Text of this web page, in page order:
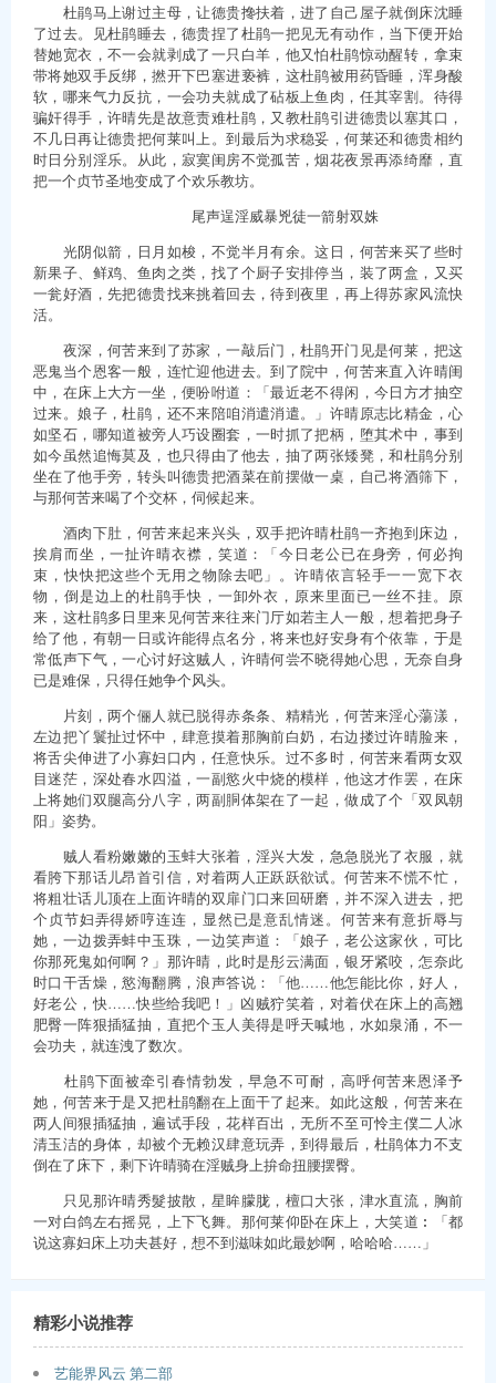
杜鹃马上谢过主母，让德贵搀扶着，进了自己屋子就倒床沈睡
了过去。见杜鹃睡去，德贵捏了杜鹃一把见无有动作，当下便开始
替她宽衣，不一会就剥成了一只白羊，他又怕杜鹃惊动醒转，拿束
带将她双手反绑，撚开下巴塞进亵裤，这杜鹃被用药昏睡，浑身酸
软，哪来气力反抗，一会功夫就成了砧板上鱼肉，任其宰割。待得
骗奸得手，许晴先是故意责难杜鹃，又教杜鹃引进德贵以塞其口，
不几日再让德贵把何莱叫上。到最后为求稳妥，何莱还和德贵相约
时日分别淫乐。从此，寂寞闺房不觉孤苦，烟花夜景再添绮靡，直
把一个贞节圣地变成了个欢乐教坊。
尾声逞淫威暴兇徒一箭射双姝
光阴似箭，日月如梭，不觉半月有余。这日，何苦来买了些时
新果子、鲜鸡、鱼肉之类，找了个厨子安排停当，装了两盒，又买
一瓮好酒，先把德贵找来挑着回去，待到夜里，再上得苏家风流快
活。
夜深，何苦来到了苏家，一敲后门，杜鹃开门见是何莱，把这
恶鬼当个恩客一般，连忙迎他进去。到了院中，何苦来直入许晴闺
中，在床上大方一坐，便吩咐道：「最近老不得闲，今日方才抽空
过来。娘子，杜鹃，还不来陪咱消遣消遣。」许晴原志比精金，心
如坚石，哪知道被旁人巧设圈套，一时抓了把柄，堕其术中，事到
如今虽然追悔莫及，也只得由了他去，抽了两张矮凳，和杜鹃分别
坐在了他手旁，转头叫德贵把酒菜在前摆做一桌，自己将酒筛下，
与那何苦来喝了个交杯，伺候起来。
酒肉下肚，何苦来起来兴头，双手把许晴杜鹃一齐抱到床边，
挨肩而坐，一扯许晴衣襟，笑道：「今日老公已在身旁，何必拘
束，快快把这些个无用之物除去吧」。许晴依言轻手一一宽下衣
物，倒是边上的杜鹃手快，一卸外衣，原来里面已一丝不挂。原
来，这杜鹃多日里来见何苦来往来门厅如若主人一般，想着把身子
给了他，有朝一日或许能得点名分，将来也好安身有个依靠，于是
常低声下气，一心讨好这贼人，许晴何尝不晓得她心思，无奈自身
已是难保，只得任她争个风头。
片刻，两个俪人就已脱得赤条条、精精光，何苦来淫心蕩漾，
左边把丫鬟扯过怀中，肆意摸着那胸前白奶，右边搂过许晴脸来，
将舌尖伸进了小寡妇口内，任意快乐。过不多时，何苦来看两女双
目迷茫，深处春水四溢，一副慾火中烧的模样，他这才作罢，在床
上将她们双腿高分八字，两副胴体架在了一起，做成了个「双凤朝
阳」姿势。
贼人看粉嫩嫩的玉蚌大张着，淫兴大发，急急脱光了衣服，就
看胯下那话儿昂首引信，对着两人正跃跃欲试。何苦来不慌不忙，
将粗壮话儿顶在上面许晴的双扉门口来回研磨，并不深入进去，把
个贞节妇弄得娇哼连连，显然已是意乱情迷。何苦来有意折辱与
她，一边拨弄蚌中玉珠，一边笑声道：「娘子，老公这家伙，可比
你那死鬼如何啊？」那许晴，此时是彤云满面，银牙紧咬，怎奈此
时口干舌燥，慾海翻腾，浪声答说：「他……他怎能比你，好人，
好老公，快……快些给我吧！」凶贼狞笑着，对着伏在床上的高翘
肥臀一阵狠插猛抽，直把个玉人美得是呼天喊地，水如泉涌，不一
会功夫，就连洩了数次。
杜鹃下面被牵引春情勃发，早急不可耐，高呼何苦来恩泽予
她，何苦来于是又把杜鹃翻在上面干了起来。如此这般，何苦来在
两人间狠插猛抽，遍试手段，花样百出，无所不至可怜主僕二人冰
清玉洁的身体，却被个无赖汉肆意玩弄，到得最后，杜鹃体力不支
倒在了床下，剩下许晴骑在淫贼身上拚命扭腰摆臀。
只见那许晴秀髮披散，星眸朦胧，檀口大张，津水直流，胸前
一对白鸽左右摇晃，上下飞舞。那何莱仰卧在床上，大笑道︰「都
说这寡妇床上功夫甚好，想不到滋味如此最妙啊，哈哈哈……」
精彩小说推荐
艺能界风云 第二部